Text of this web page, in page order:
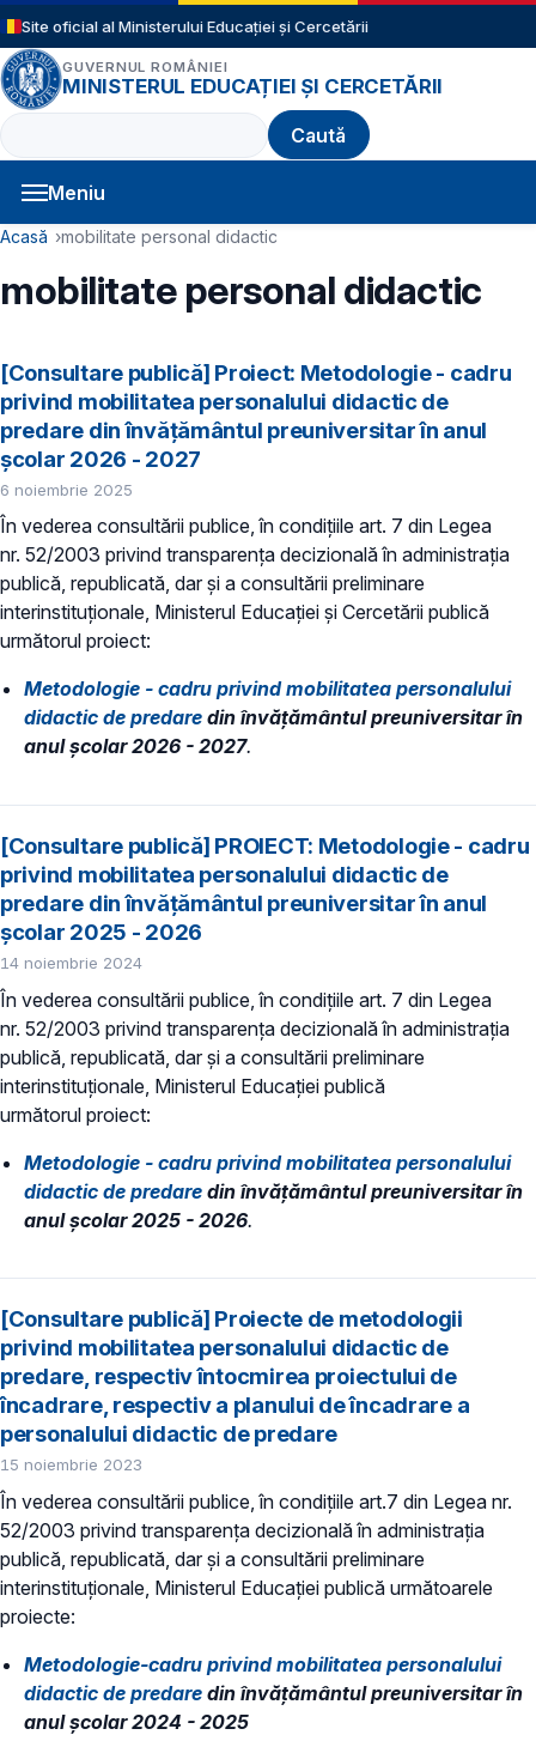
Sari la conținutul principal
Site oficial al Ministerului Educației și Cercetării
GUVERNUL ROMÂNIEI
MINISTERUL EDUCAȚIEI ȘI CERCETĂRII
Caută
Meniu
Navigație principală
Cale de navigare
Acasă mobilitate personal didactic
mobilitate personal didactic
[Consultare publică] Proiect: Metodologie - cadru
privind mobilitatea personalului didactic de
predare din învăţământul preuniversitar în anul
şcolar 2026 - 2027
6 noiembrie 2025
În vederea consultării publice, în condiţiile art. 7 din Legea
nr. 52/2003 privind transparenţa decizională în administraţia
publică, republicată, dar și a consultării preliminare
interinstituționale, Ministerul Educaţiei și Cercetării publică
următorul proiect:
Metodologie - cadru privind mobilitatea personalului
didactic de predare din învăţământul preuniversitar în
anul şcolar 2026 - 2027.
[Consultare publică] PROIECT: Metodologie - cadru
privind mobilitatea personalului didactic de
predare din învăţământul preuniversitar în anul
şcolar 2025 - 2026
14 noiembrie 2024
În vederea consultării publice, în condiţiile art. 7 din Legea
nr. 52/2003 privind transparenţa decizională în administraţia
publică, republicată, dar și a consultării preliminare
interinstituționale, Ministerul Educaţiei publică
următorul proiect:
Metodologie - cadru privind mobilitatea personalului
didactic de predare din învăţământul preuniversitar în
anul şcolar 2025 - 2026.
[Consultare publică] Proiecte de metodologii
privind mobilitatea personalului didactic de
predare, respectiv întocmirea proiectului de
încadrare, respectiv a planului de încadrare a
personalului didactic de predare
15 noiembrie 2023
În vederea consultării publice, în condiţiile art.7 din Legea nr.
52/2003 privind transparenţa decizională în administraţia
publică, republicată, dar și a consultării preliminare
interinstituționale, Ministerul Educaţiei publică următoarele
proiecte:
Metodologie-cadru privind mobilitatea personalului
didactic de predare din învăţământul preuniversitar în
anul şcolar 2024 - 2025